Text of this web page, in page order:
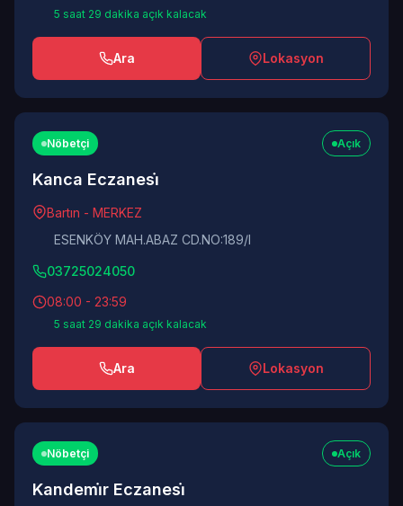
5 saat 29 dakika açık kalacak
Ara Lokasyon
Nöbetçi Açık
Kanca Eczanesi̇
Bartın - MERKEZ
ESENKÖY MAH.ABAZ CD.NO:189/I
03725024050
08:00 - 23:59
5 saat 29 dakika açık kalacak
Ara Lokasyon
Nöbetçi Açık
Kandemi̇r Eczanesi̇